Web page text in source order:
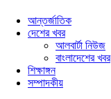
আন্তর্জাতিক
দেশের খবর
আলবার্টা নিউজ
বাংলাদেশের খবর
শিক্ষাঙ্গন
সম্পাদকীয়